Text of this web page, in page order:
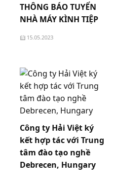
THÔNG BÁO TUYỂN
NHÀ MÁY KÌNH TIỆP
15.05.2023
Công ty Hải Việt ký
kết hợp tác với Trung
tâm đào tạo nghề
Debrecen, Hungary